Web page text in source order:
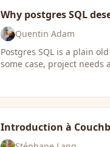
Why postgres SQL
Quentin Adam
Postgres SQL is a plain
some case, project needs
Introduction à